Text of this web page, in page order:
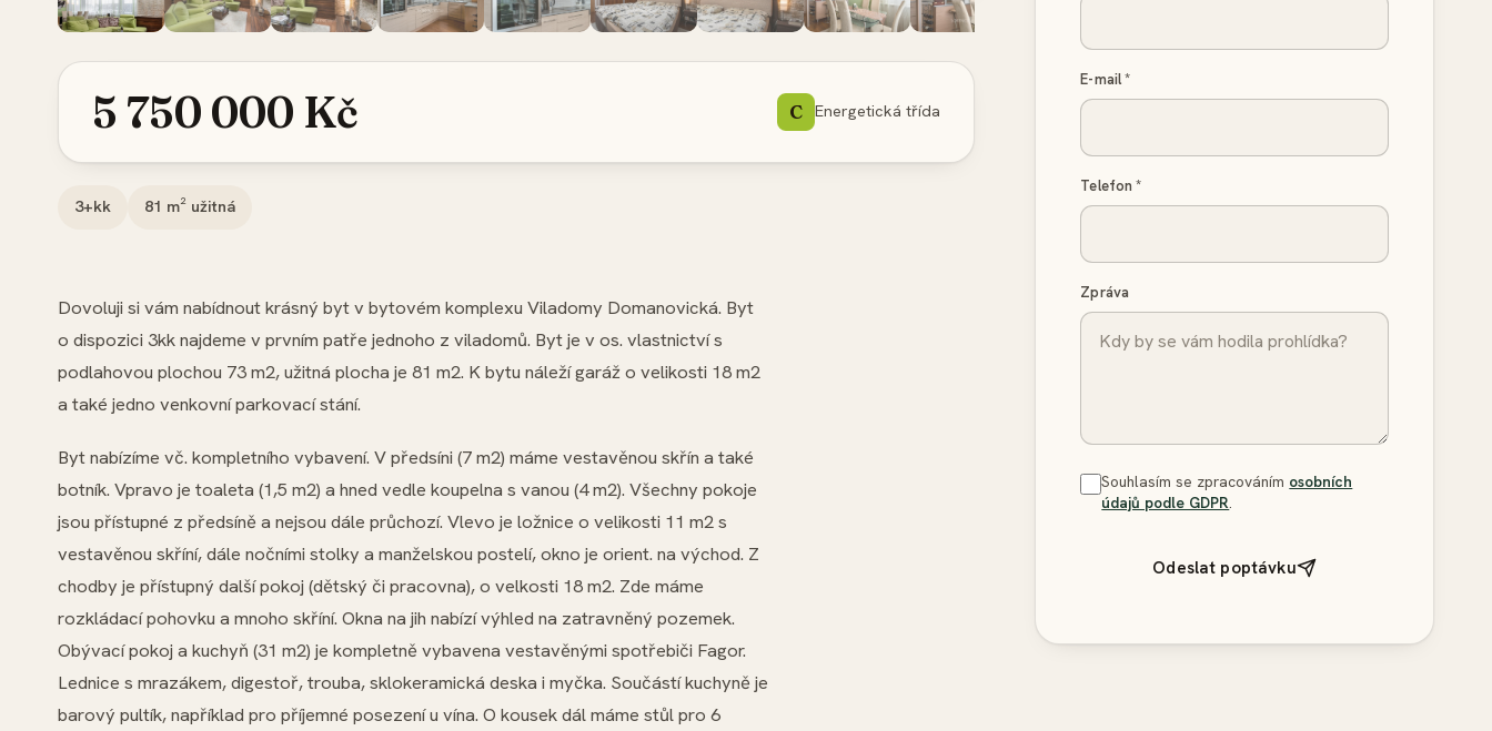
5 750 000 Kč C Energetická třída
3+kk 81 m² užitná
Dovoluji si vám nabídnout krásný byt v bytovém komplexu Viladomy Domanovická. Byt
o dispozici 3kk najdeme v prvním patře jednoho z viladomů. Byt je v os. vlastnictví s
podlahovou plochou 73 m2, užitná plocha je 81 m2. K bytu náleží garáž o velikosti 18 m2
a také jedno venkovní parkovací stání.
Byt nabízíme vč. kompletního vybavení. V předsíni (7 m2) máme vestavěnou skřín a také
botník. Vpravo je toaleta (1,5 m2) a hned vedle koupelna s vanou (4 m2). Všechny pokoje
jsou přístupné z předsíně a nejsou dále průchozí. Vlevo je ložnice o velikosti 11 m2 s
vestavěnou skříní, dále nočními stolky a manželskou postelí, okno je orient. na východ. Z
chodby je přístupný další pokoj (dětský či pracovna), o velkosti 18 m2. Zde máme
rozkládací pohovku a mnoho skříní. Okna na jih nabízí výhled na zatravněný pozemek.
Obývací pokoj a kuchyň (31 m2) je kompletně vybavena vestavěnými spotřebiči Fagor.
Lednice s mrazákem, digestoř, trouba, sklokeramická deska i myčka. Součástí kuchyně je
barový pultík, například pro příjemné posezení u vína. O kousek dál máme stůl pro 6
E-mail*
Telefon *
Zpráva
Souhlasím se zpracováním osobních
údajů podle GDPR.
Odeslat poptávku